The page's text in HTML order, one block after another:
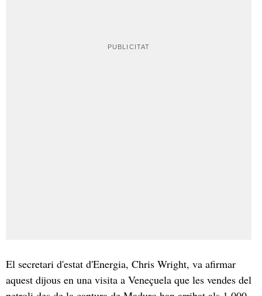
El secretari d'estat d'Energia, Chris Wright, va afirmar
aquest dijous en una visita a Veneçuela que les vendes del